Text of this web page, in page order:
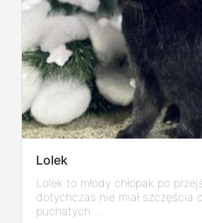
Lolek
Lolek to młody chłopak po
dotychczas nie miał szczęścia
puchatych ...